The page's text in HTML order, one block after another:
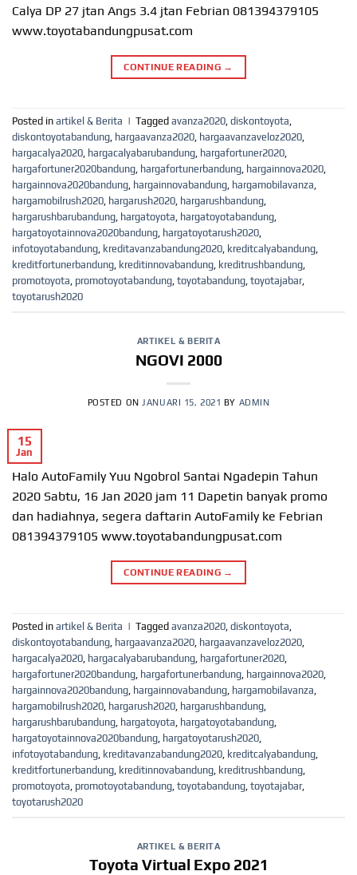
Calya DP 27 jtan Angs 3.4 jtan Febrian 081394379105
www.toyotabandungpusat.com
CONTINUE READING →
Posted in artikel & Berita | Tagged avanza2020, diskontoyota,
diskontoyotabandung, hargaavanza2020, hargaavanzaveloz2020,
hargacalya2020, hargacalyabarubandung, hargafortuner2020,
hargafortuner2020bandung, hargafortunerbandung, hargainnova2020,
hargainnova2020bandung, hargainnovabandung, hargamobilavanza,
hargamobilrush2020, hargarush2020, hargarushbandung,
hargarushbarubandung, hargatoyota, hargatoyotabandung,
hargatoyotainnova2020bandung, hargatoyotarush2020,
infotoyotabandung, kreditavanzabandung2020, kreditcalyabandung,
kreditfortunerbandung, kreditinnovabandung, kreditrushbandung,
promotoyota, promotoyotabandung, toyotabandung, toyotajabar,
toyotarush2020
ARTIKEL & BERITA
NGOVI 2000
POSTED ON JANUARI 15, 2021 BY ADMIN
15
Jan
Halo AutoFamily Yuu Ngobrol Santai Ngadepin Tahun
2020 Sabtu, 16 Jan 2020 jam 11 Dapetin banyak promo
dan hadiahnya, segera daftarin AutoFamily ke Febrian
081394379105 www.toyotabandungpusat.com
CONTINUE READING →
Posted in artikel & Berita | Tagged avanza2020, diskontoyota,
diskontoyotabandung, hargaavanza2020, hargaavanzaveloz2020,
hargacalya2020, hargacalyabarubandung, hargafortuner2020,
hargafortuner2020bandung, hargafortunerbandung, hargainnova2020,
hargainnova2020bandung, hargainnovabandung, hargamobilavanza,
hargamobilrush2020, hargarush2020, hargarushbandung,
hargarushbarubandung, hargatoyota, hargatoyotabandung,
hargatoyotainnova2020bandung, hargatoyotarush2020,
infotoyotabandung, kreditavanzabandung2020, kreditcalyabandung,
kreditfortunerbandung, kreditinnovabandung, kreditrushbandung,
promotoyota, promotoyotabandung, toyotabandung, toyotajabar,
toyotarush2020
ARTIKEL & BERITA
Toyota Virtual Expo 2021